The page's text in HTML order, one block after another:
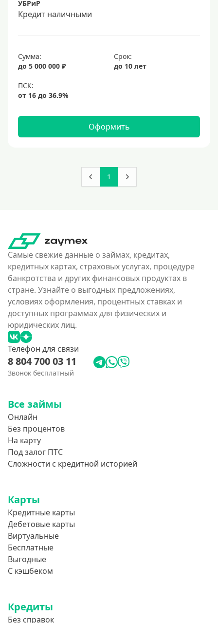
УБРиР
Кредит наличными
Сумма:
до 5 000 000 ₽
Срок:
до 10 лет
Оформить
1
Самые свежие данные о займах, кредитах,
кредитных картах, страховых услугах, процедуре
банкротства и других финансовых продуктах в
стране. Узнайте о выгодных предложениях,
условиях оформления, процентных ставках и
доступных программах для физических и
юридических лиц.
Телефон для связи
8 804 700 03 11
Звонок бесплатный
Все займы
Онлайн
Без процентов
На карту
Под залог ПТС
Сложности с кредитной историей
Карты
Кредитные карты
Дебетовые карты
Виртуальные
Бесплатные
Выгодные
С кэшбеком
Кредиты
Без справок